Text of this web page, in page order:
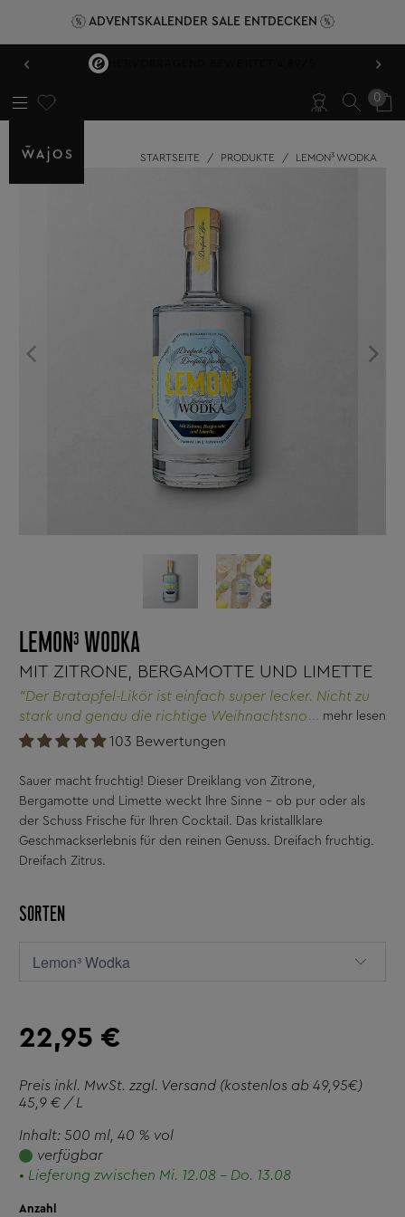
ADVENTSKALENDER SALE ENTDECKEN
‹ ›
0
STARTSEITE / PRODUKTE / LEMON³ WODKA
LEMON³ WODKA
MIT ZITRONE, BERGAMOTTE UND LIMETTE
"Der Bratapfel-Likör ist einfach super lecker. Nicht zu
stark und genau die richtige Weihnachtsnote.
Allerdings schmeckt er so gut, dass man ihn nicht nur
Freundeskreis so reißenden Absatz gefunden, dass ich
schnell nachbestellen musste."
mehr lesen
103 Bewertungen
Sauer macht fruchtig! Dieser Dreiklang von Zitrone,
Bergamotte und Limette weckt Ihre Sinne – ob pur oder als
der Schuss Frische für Ihren Cocktail. Das kristallklare
Geschmackserlebnis für den reinen Genuss. Dreifach fruchtig.
Dreifach Zitrus.
SORTEN
22,95 €
Preis inkl. MwSt. zzgl. Versand (kostenlos ab 49,95€)
45,9 € / L
Inhalt: 500 ml , 40 % vol
verfügbar
• Lieferung zwischen Mi. 12.08 - Do. 13.08
Anzahl